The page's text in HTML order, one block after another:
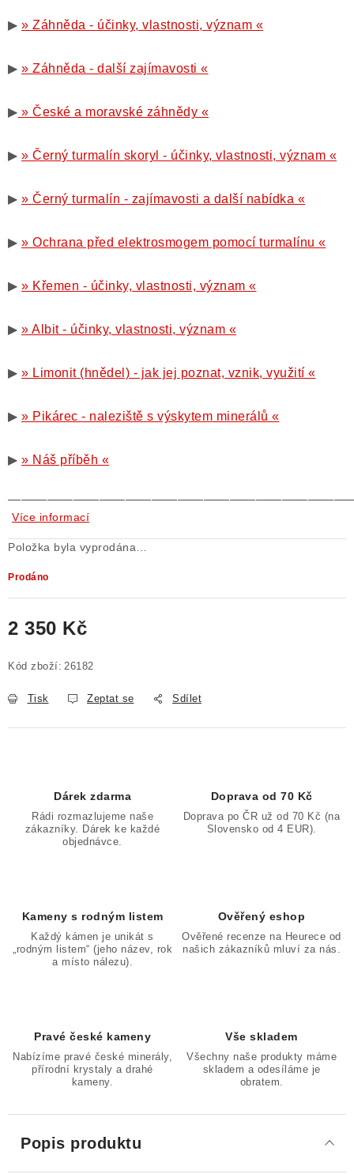
▶ » Záhněda - účinky, vlastnosti, význam «
▶ » Záhněda - další zajímavosti «
▶ » České a moravské záhnědy «
▶ » Černý turmalín skoryl - účinky, vlastnosti, význam «
▶ » Černý turmalín - zajímavosti a další nabídka «
▶ » Ochrana před elektrosmogem pomocí turmalínu «
▶ » Křemen - účinky, vlastnosti, význam «
▶ » Albit - účinky, vlastnosti, význam «
▶ » Limonit (hnědel) - jak jej poznat, vznik, využití «
▶ » Pikárec - naleziště s výskytem minerálů «
▶ » Náš příběh «
Více informací
Položka byla vyprodána…
Prodáno
2 350 Kč
Kód zboží: 26182
Tisk Zeptat se Sdílet
Dárek zdarma
Rádi rozmazlujeme naše
zákazníky. Dárek ke každé
objednávce.
Doprava od 70 Kč
Doprava po ČR už od 70 Kč (na
Slovensko od 4 EUR).
Kameny s rodným listem
Každý kámen je unikát s
„rodným listem“ (jeho název, rok
a místo nálezu).
Ověřený eshop
Ověřené recenze na Heurece od
našich zákazníků mluví za nás.
Pravé české kameny
Nabízíme pravé české minerály,
přírodní krystaly a drahé
kameny.
Vše skladem
Všechny naše produkty máme
skladem a odesíláme je
obratem.
Popis produktu